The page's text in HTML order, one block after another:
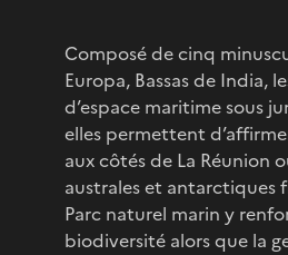
Composé de cinq
Europa, Bassas de India,
d’espace maritime sous
elles permettent
aux côtés de La Réunion
australes et antarctiques
Parc naturel marin y
biodiversité alors que la